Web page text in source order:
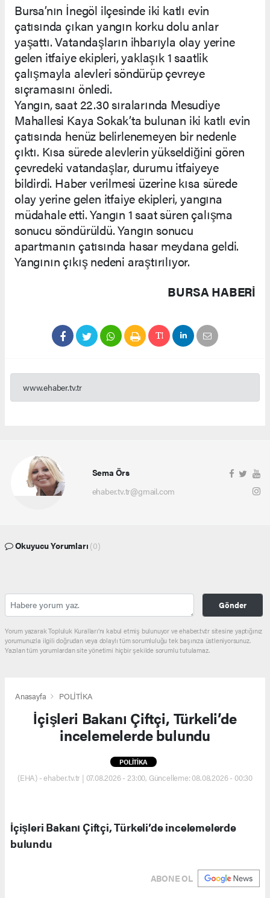
Bursa’nın İnegöl ilçesinde iki katlı evin
çatısında çıkan yangın korku dolu anlar
yaşattı. Vatandaşların ihbarıyla olay yerine
gelen itfaiye ekipleri, yaklaşık 1 saatlik
çalışmayla alevleri söndürüp çevreye
sıçramasını önledi.
Yangın, saat 22.30 sıralarında Mesudiye
Mahallesi Kaya Sokak’ta bulunan iki katlı evin
çatısında henüz belirlenemeyen bir nedenle
çıktı. Kısa sürede alevlerin yükseldiğini gören
çevredeki vatandaşlar, durumu itfaiyeye
bildirdi. Haber verilmesi üzerine kısa sürede
olay yerine gelen itfaiye ekipleri, yangına
müdahale etti. Yangın 1 saat süren çalışma
sonucu söndürüldü. Yangın sonucu
apartmanın çatısında hasar meydana geldi.
Yangının çıkış nedeni araştırılıyor.
BURSA HABERİ
www.ehaber.tv.tr
Sema Örs
ehaber.tv.tr@gmail.com
Okuyucu Yorumları (0)
Gönder
Yorum yazarak Topluluk Kuralları’nı kabul etmiş bulunuyor ve ehaber.tv.tr sitesine yaptığınız
yorumunuzla ilgili doğrudan veya dolaylı tüm sorumluluğu tek başınıza üstleniyorsunuz.
Yazılan tüm yorumlardan site yönetimi hiçbir şekilde sorumlu tutulamaz.
Anasayfa POLİTİKA
İçişleri Bakanı Çiftçi, Türkeli’de
incelemelerde bulundu
POLİTİKA
(EHA) - ehaber.tv.tr | 07.08.2026 - 23:00, Güncelleme: 08.08.2026 - 00:30
İçişleri Bakanı Çiftçi, Türkeli’de incelemelerde
bulundu
ABONE OL